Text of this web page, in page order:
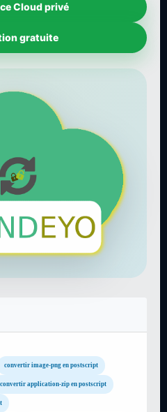
Cloud privé
gratuite
convertir image-png en postscript
convertir application-zip en postscript